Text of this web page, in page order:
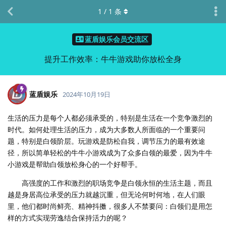
蓝盾娱乐会员交流区
提升工作效率：牛牛游戏助你放松全身
1 / 1 条
蓝盾娱乐 2024年10月19日
生活的压力是每个人都必须承受的，特别是生活在一个竞争激烈的
时代。如何处理生活的压力，成为大多数人所面临的一个重要问
题，特别是白领阶层。玩游戏是防松自我，调节压力的最有效途
径，所以简单轻松的牛牛小游戏成为了众多白领的最爱，因为牛牛
小游戏是帮助白领放松身心的一个好帮手。
高强度的工作和激烈的职场竞争是白领永恒的生活主题，而且
越是身居高位承受的压力就越沉重，但无论何时何地，在人们眼
里，他们都时尚鲜亮、精神抖擞，很多人不禁要问：白领们是用怎
样的方式实现劳逸结合保持活力的呢？